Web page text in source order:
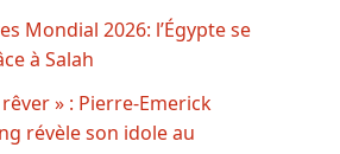
Mondial 2026: l’Égypte se
à Salah
rêver » : Pierre-Emerick
révèle son idole au